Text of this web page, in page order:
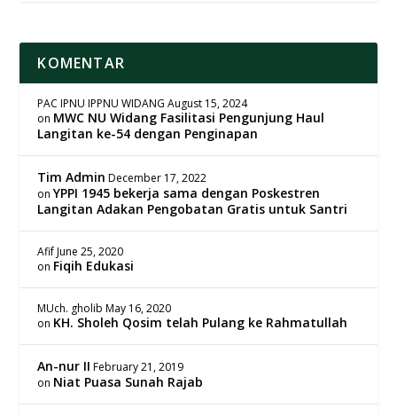
KOMENTAR
PAC IPNU IPPNU WIDANG August 15, 2024
on MWC NU Widang Fasilitasi Pengunjung Haul
Langitan ke-54 dengan Penginapan
Tim Admin December 17, 2022
onYPPI 1945 bekerja sama dengan Poskestren
Langitan Adakan Pengobatan Gratis untuk Santri
Afif June 25, 2020
on Fiqih Edukasi
MUch. gholib May 16, 2020
on KH. Sholeh Qosim telah Pulang ke Rahmatullah
An-nur II February 21, 2019
on Niat Puasa Sunah Rajab